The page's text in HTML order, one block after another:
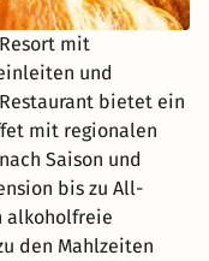
mit
und
bietet ein
mit regionalen
Saison und
bis zu All-
alkoholfreie
den Mahlzeiten